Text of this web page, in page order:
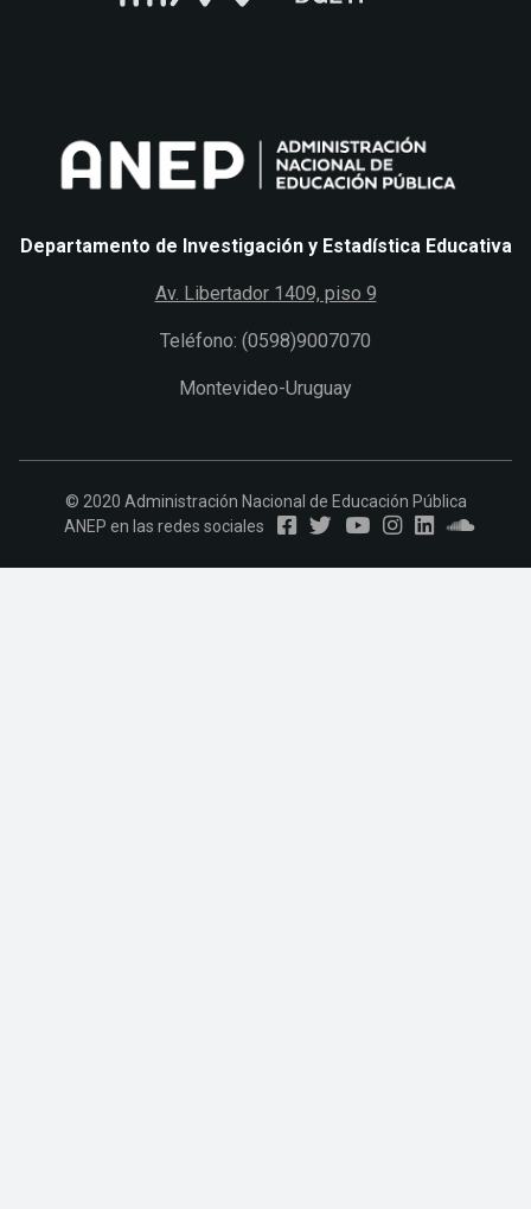
Departamento de Investigación y Estadística Educativa
Av. Libertador 1409, piso 9
Teléfono: (0598)9007070
Montevideo-Uruguay
© 2020 Administración Nacional de Educación Pública
ANEP en las redes sociales